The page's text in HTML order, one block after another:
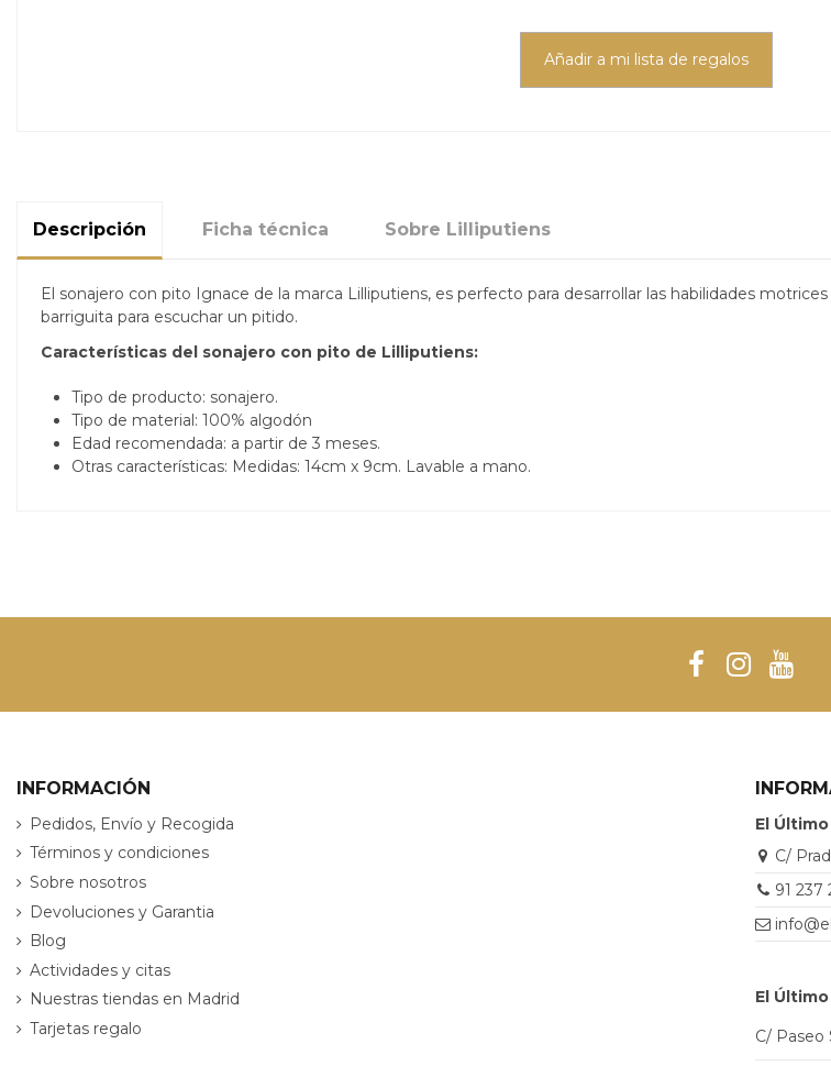
Añadir a mi lista de regalos
Descripción Ficha técnica Sobre Lilliputiens
El sonajero con pito Ignace de la marca Lilliputiens, es perfecto para desarrollar las habilidades
barriguita para escuchar un pitido.
Características del sonajero con pito de Lilliputiens:
Tipo de producto: sonajero.
Tipo de material: 100% algodón
Edad recomendada: a partir de 3 meses.
Otras características: Medidas: 14cm x 9cm. Lavable a mano.
INFORMACIÓN
Pedidos, Envío y Recogida
Términos y condiciones
Sobre nosotros
Devoluciones y Garantia
Blog
Actividades y citas
Nuestras tiendas en Madrid
Tarjetas regalo
El
C/
91 237
El
C/ Paseo